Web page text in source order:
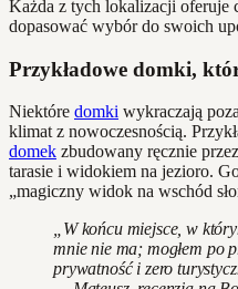
Każda z tych lokalizacji oferuje
dopasować wybór do swoich
Przykładowe domki,
Niektóre domki wykraczają
klimat z nowoczesnością.
domek zbudowany ręcznie
tarasie i widokiem na jezioro.
„magiczny widok na wschód
„W końcu miejsce, w
mnie nie ma; mogłem po
prywatność i zero